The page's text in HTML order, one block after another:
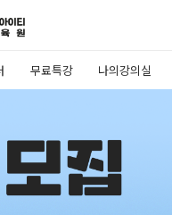
무료특강 나의강의실